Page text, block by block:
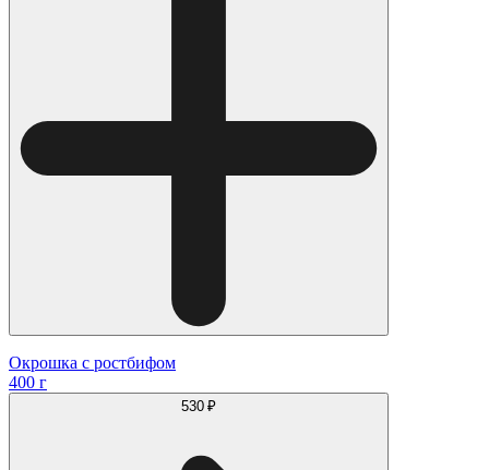
Окрошка с ростбифом
400 г
530 ₽